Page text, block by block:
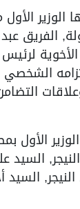
الوزير
الفريق
الأخوية
الأول
النيجر,